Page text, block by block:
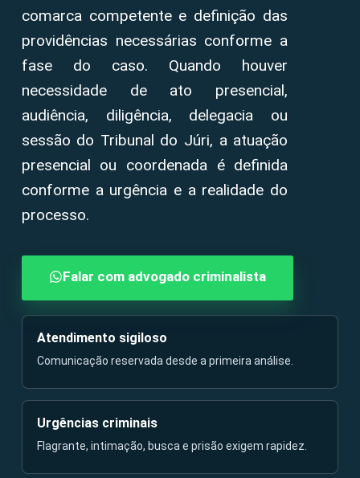
comarca competente e definição das
providências necessárias conforme a
fase do caso. Quando houver
necessidade de ato presencial,
audiência, diligência, delegacia ou
sessão do Tribunal do Júri, a atuação
presencial ou coordenada é definida
conforme a urgência e a realidade do
processo.
Falar com advogado criminalista
Atendimento sigiloso
Comunicação reservada desde a primeira análise.
Urgências criminais
Flagrante, intimação, busca e prisão exigem rapidez.